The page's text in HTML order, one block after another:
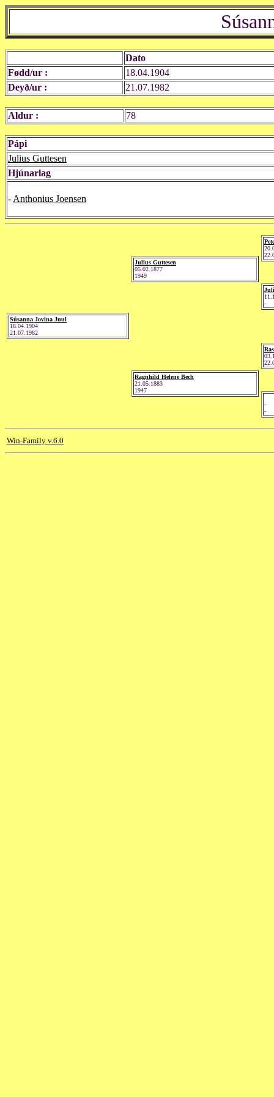
Dato
Fødd/ur :
18.04.1904
Deyð/ur :
21.07.1982
Aldur : 78
Pápi
Julius Guttesen
Hjúnarlag
- Anthonius Joensen
Súsanna Jovina Juul
18.04.1904
21.07.1982
Julius Guttesen
05.02.1877
1949
Ragnhild Helene Bech
21.05.1883
1947
-
-
-
Win-Family v.6.0